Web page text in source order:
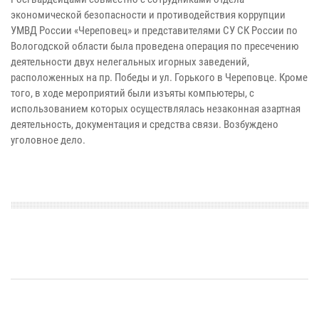
экономической безопасности и противодействия коррупции
УМВД России «Череповец» и представителями СУ СК России по
Вологодской области была проведена операция по пресечению
деятельности двух нелегальных игорных заведений,
расположенных на пр. Победы и ул. Горького в Череповце. Кроме
того, в ходе мероприятий были изъяты компьютеры, с
использованием которых осуществлялась незаконная азартная
деятельность, документация и средства связи. Возбуждено
уголовное дело.